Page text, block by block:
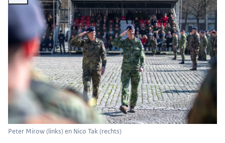
Peter Mirow (links) en Nico Tak (rechts)